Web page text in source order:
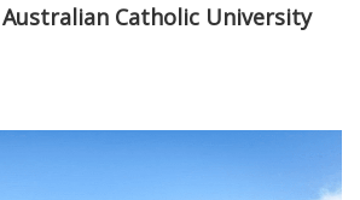
Catholic University